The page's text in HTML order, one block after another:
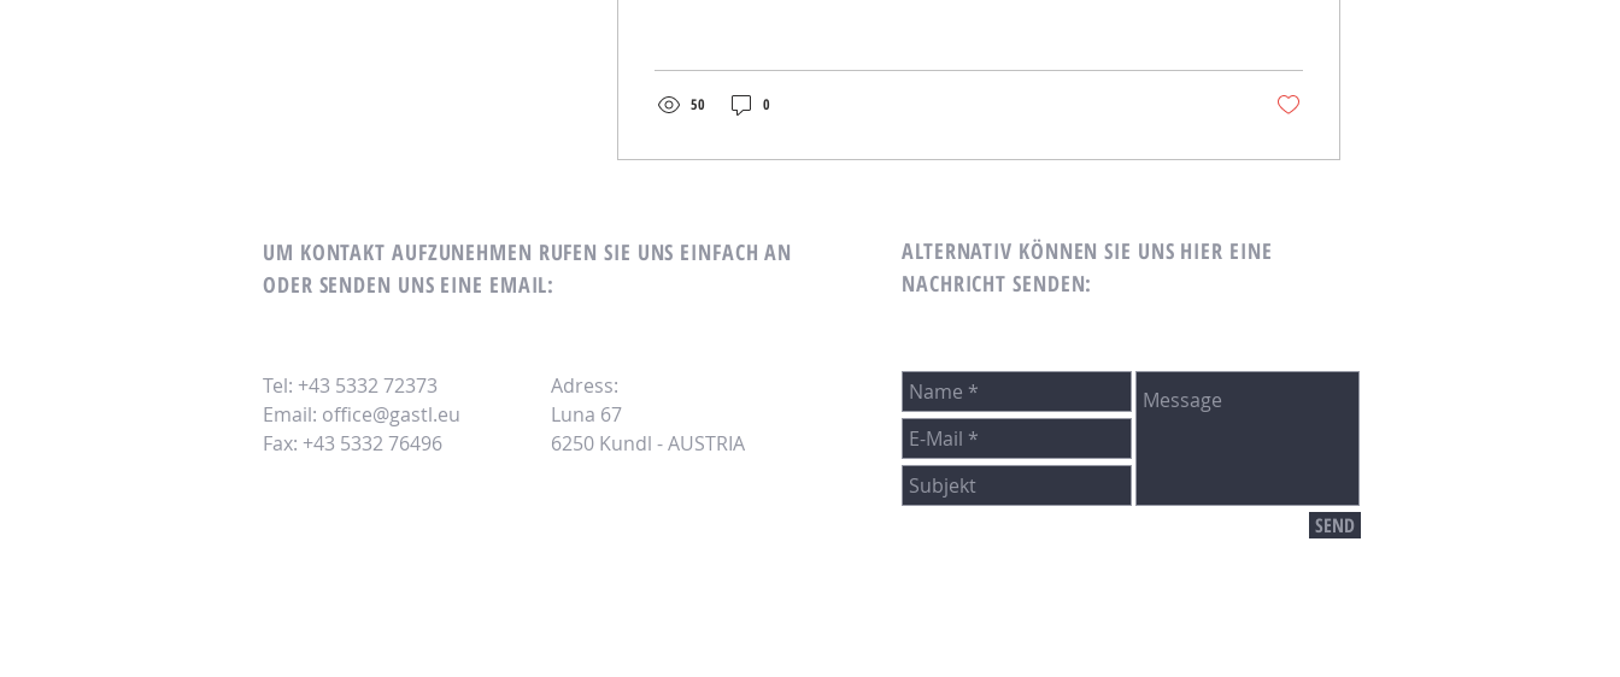
50 0
UM KONTAKT AUFZUNEHMEN RUFEN SIE UNS EINFACH AN
ODER SENDEN UNS EINE EMAIL:
ALTERNATIV KÖNNEN SIE UNS HIER EINE
NACHRICHT SENDEN:
Tel: +43 5332 72373
Email: office@gastl.eu
Fax: +43 5332 76496
Adress:
Luna 67
6250 Kundl - AUSTRIA
SEND